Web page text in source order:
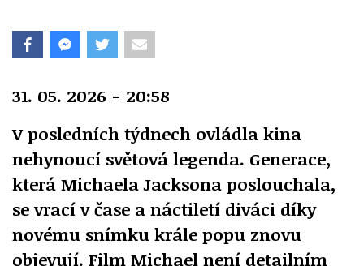
31. 05. 2026 - 20:58
V posledních týdnech ovládla kina
nehynoucí světová legenda. Generace,
která Michaela Jacksona poslouchala,
se vrací v čase a náctiletí diváci díky
novému snímku krále popu znovu
objevují. Film Michael není detailním